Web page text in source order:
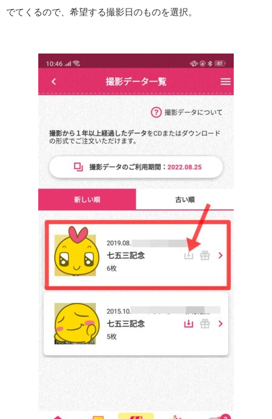
でてくるので、希望する撮影日のものを選択。